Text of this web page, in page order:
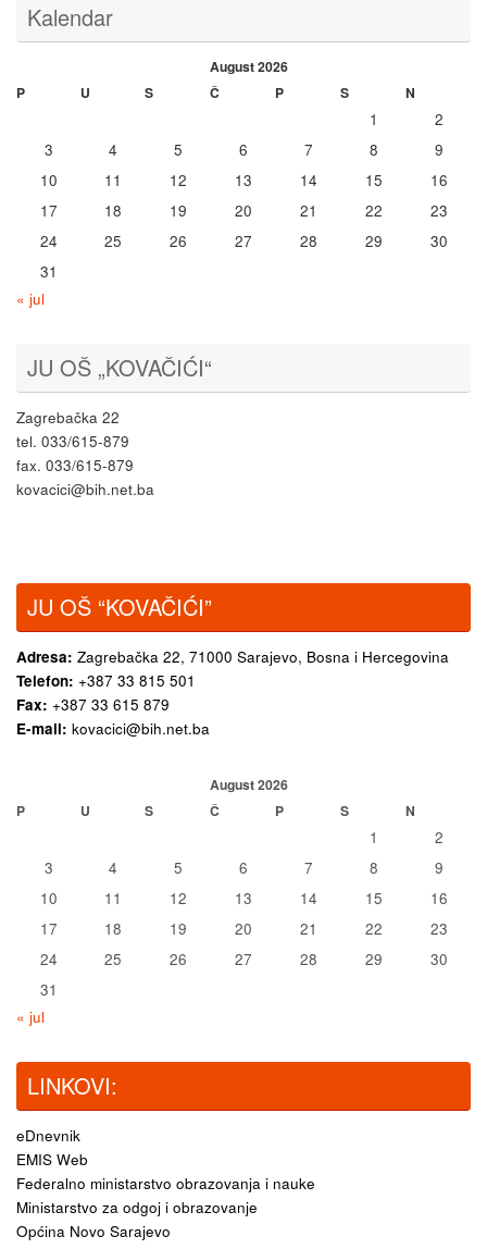
Kalendar
August 2026
P
U S Č P S N
1
2
3
4 5 6 7 8
9
10
11 12 13 14 15
16
17
18 19 20 21 22
23
24
25 26 27 28 29
30
31
« jul
JU OŠ „KOVAČIĆI“
Zagrebačka 22
tel. 033/615-879
fax. 033/615-879
kovacici@bih.net.ba
JU OŠ “KOVAČIĆI”
Adresa: Zagrebačka 22, 71000 Sarajevo, Bosna i Hercegovina
Telefon: +387 33 815 501
Fax: +387 33 615 879
E-mail: kovacici@bih.net.ba
August 2026
P
U S Č P S N
1
2
3
4 5 6 7 8
9
10
11 12 13 14 15
16
17
18 19 20 21 22
23
24
25 26 27 28 29
30
31
« jul
LINKOVI:
eDnevnik
EMIS Web
Federalno ministarstvo obrazovanja i nauke
Ministarstvo za odgoj i obrazovanje
Općina Novo Sarajevo